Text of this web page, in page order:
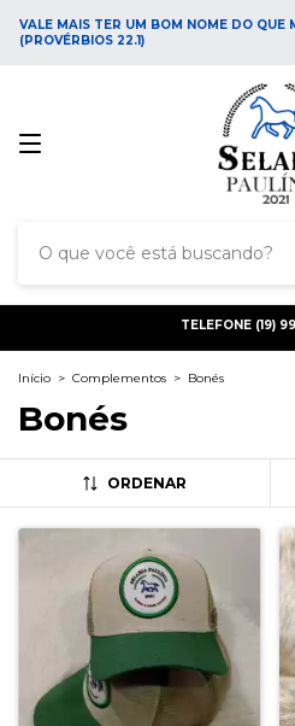
VALE MAIS TER UM BOM NOME DO QUE
(PROVÉRBIOS 22.1)
TELEFONE (19)
Início > Complementos > Bonés
Bonés
ORDENAR